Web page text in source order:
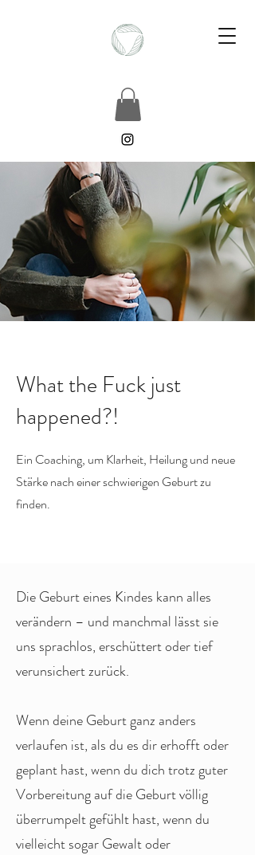
What the Fuck just
happened?!
Ein Coaching, um Klarheit, Heilung und neue
Stärke nach einer schwierigen Geburt zu
finden.
Die Geburt eines Kindes kann alles
verändern – und manchmal lässt sie
uns sprachlos, erschüttert oder tief
verunsichert zurück.
Wenn deine Geburt ganz anders
verlaufen ist, als du es dir erhofft oder
geplant hast, wenn du dich trotz guter
Vorbereitung auf die Geburt völlig
überrumpelt gefühlt hast, wenn du
vielleicht sogar Gewalt oder